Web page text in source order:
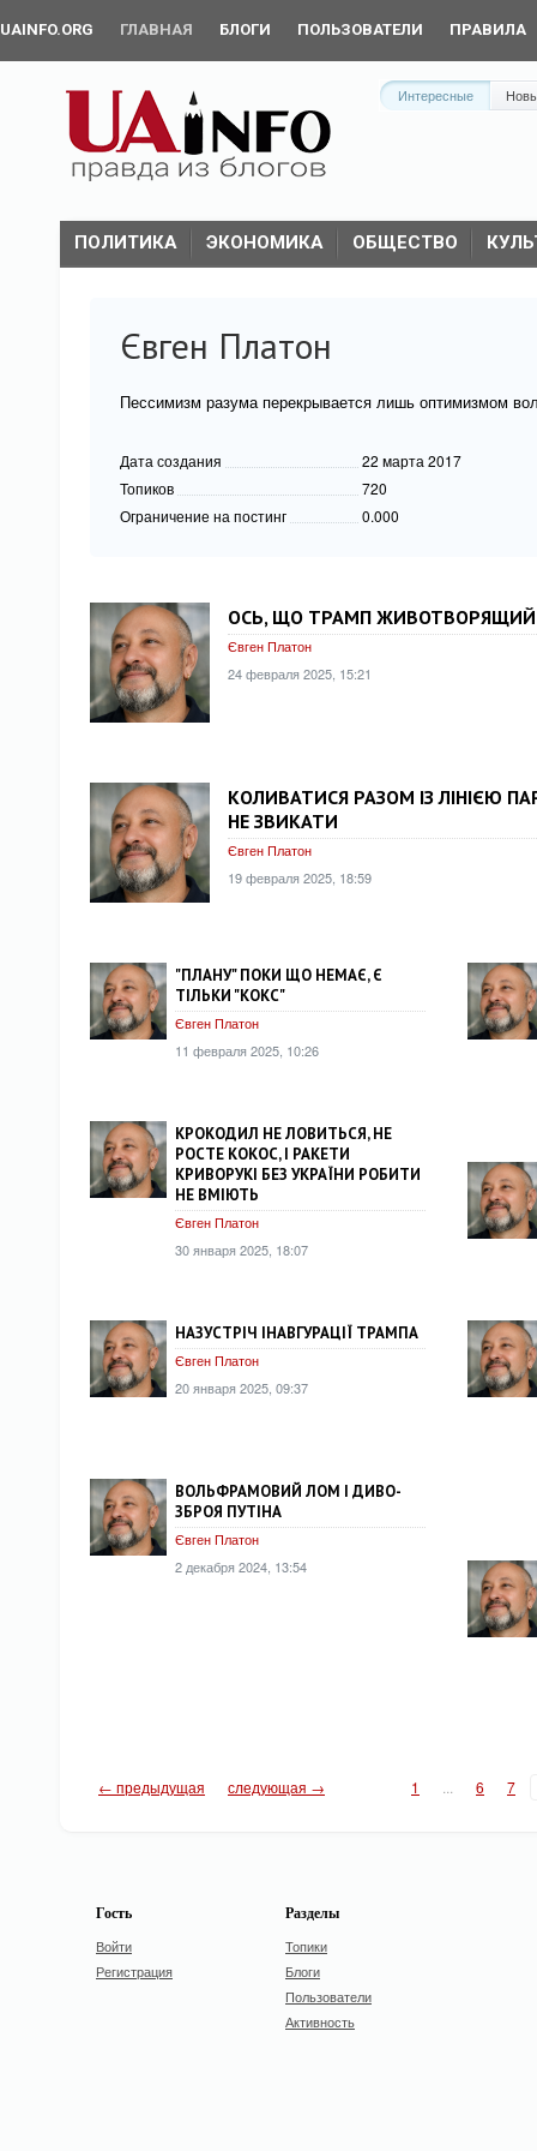
UAINFO.ORG ГЛАВНАЯ БЛОГИ ПОЛЬЗОВАТЕЛИ ПРАВИЛА
Интересные
ПОЛИТИКА ЭКОНОМИКА ОБЩЕСТВО
Євген Платон
Пессимизм разума перекрывается лишь оптимизмом
Дата создания
22 марта 2017
Топиков
720
Ограничение на постинг
0.000
ОСЬ, ЩО ТРАМП
Євген Платон
24 февраля 2025, 15:21
КОЛИВАТИСЯ РАЗОМ ІЗ ЛІНІЄЮ
НЕ ЗВИКАТИ
Євген Платон
19 февраля 2025, 18:59
"ПЛАНУ" ПОКИ ЩО НЕМАЄ, Є
ТІЛЬКИ "КОКС"
Євген Платон
11 февраля 2025, 10:26
КРОКОДИЛ НЕ ЛОВИТЬСЯ, НЕ
РОСТЕ КОКОС, І РАКЕТИ
КРИВОРУКІ БЕЗ УКРАЇНИ РОБИТИ
НЕ ВМІЮТЬ
Євген Платон
30 января 2025, 18:07
НАЗУСТРІЧ ІНАВГУРАЦІЇ ТРАМПА
Євген Платон
20 января 2025, 09:37
ВОЛЬФРАМОВИЙ ЛОМ І ДИВО-
ЗБРОЯ ПУТІНА
Євген Платон
2 декабря 2024, 13:54
← предыдущая следующая → 1 6 7
Гость
Войти
Регистрация
Разделы
Топики
Блоги
Пользователи
Активность